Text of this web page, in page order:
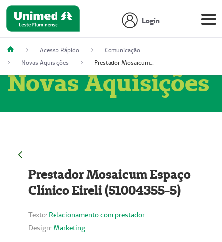
Login
Acesso Rápido
Comunicação
Novas Aquisições
Prestador Mosaicum Espaço Clínico Eireli (51004355-5)
Novas Aquisições
Prestador Mosaicum Espaço
Clínico Eireli (51004355-5)
Texto: Relacionamento com prestador
Design: Marketing